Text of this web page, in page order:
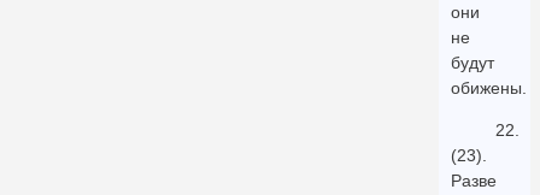
они
не
будут
обижены.
22.
(23).
Разве